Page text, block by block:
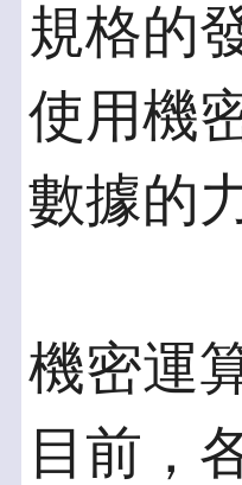
規格的
使用機
數據的
機密運
目前，